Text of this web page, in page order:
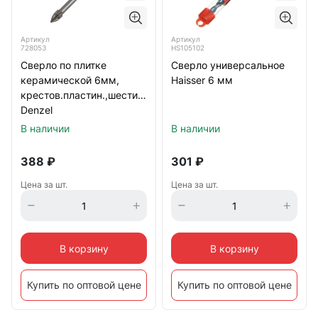
Артикул
728053
Сверло по плитке
керамической 6мм,
крестов.пластин.,шестигр.хвостов.
Denzel
В наличии
388 ₽
Цена за шт.
В корзину
Купить по оптовой цене
Артикул
HS105102
Сверло универсальное
Haisser 6 мм
В наличии
301 ₽
Цена за шт.
В корзину
Купить по оптовой цене